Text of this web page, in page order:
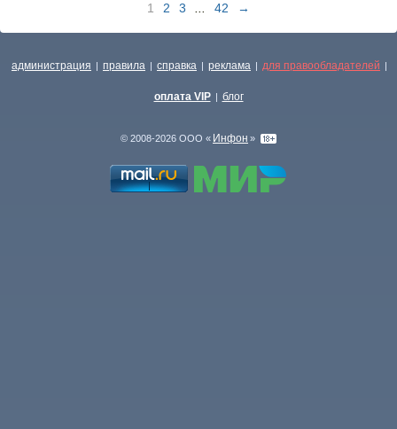
1 2 3 42 →
администрация | правила | справка | реклама | для правообладателей |
оплата VIP | блог
© 2008-2026 ООО « Инфон »